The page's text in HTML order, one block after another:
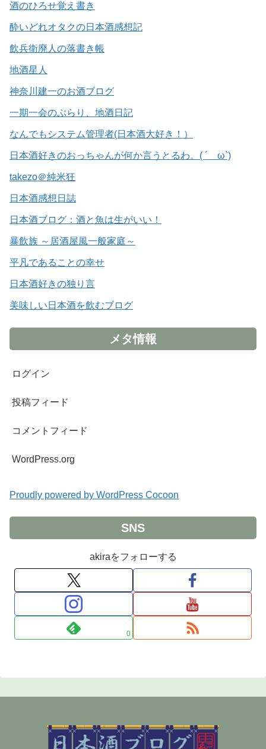
酒のひろせ覚え書き
酔いどれオタクの日本酒感想記
飲兵衛廃人の落書き帳
地酒星人
神奈川建一のお酒ブログ
一期一会のぶらり、地酒日記
なんでもシステム管理者(日本酒大好き！）
日本酒好きのおっちゃんが何か言うとるわ。( ´ ω`)
takezo＠純米狂
日本酒感想日誌
日本酒ブログ：酒と魚は生がいい！
暴飲族 ～居酒屋風一般家庭～
平凡であることの幸せ
日本酒好きの独り言
美味しい日本酒を飲むブログ
メタ情報
ログイン
投稿フィード
コメントフィード
WordPress.org
Proudly powered by WordPress Cocoon
SNS
akiraをフォローする
0